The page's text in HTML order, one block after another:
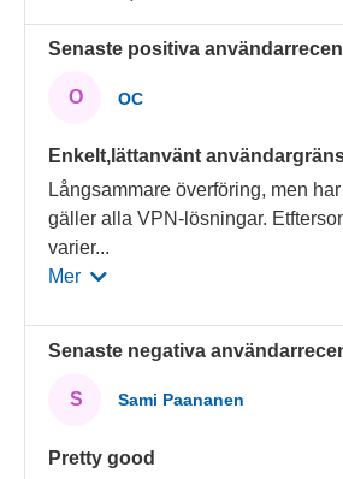
Senaste positiva
O OC
Enkelt,lättanvänt
Långsammare överföring, men
gäller alla VPN-lösningar.
varier...
Mer
Senaste negativa
S Sami Paananen
Pretty good